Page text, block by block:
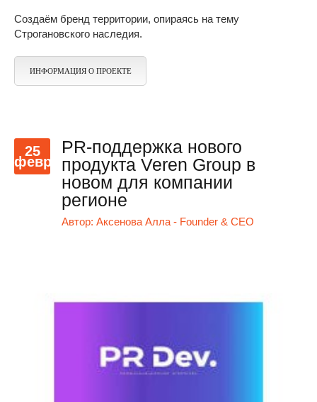
Создаём бренд территории, опираясь на тему
Строгановского наследия.
ИНФОРМАЦИЯ О ПРОЕКТЕ
25
февр
PR-поддержка нового
продукта Veren Group в
новом для компании
регионе
Автор: Аксенова Алла - Founder & CEO